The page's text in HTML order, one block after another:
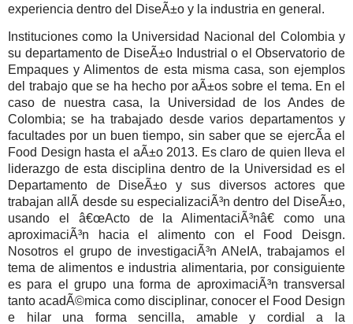
experiencia dentro del DiseÃ±o y la industria en general.
Instituciones como la Universidad Nacional del Colombia y
su departamento de DiseÃ±o Industrial o el Observatorio de
Empaques y Alimentos de esta misma casa, son ejemplos
del trabajo que se ha hecho por aÃ±os sobre el tema. En el
caso de nuestra casa, la Universidad de los Andes de
Colombia; se ha trabajado desde varios departamentos y
facultades por un buen tiempo, sin saber que se ejercÃ­a el
Food Design hasta el aÃ±o 2013. Es claro de quien lleva el
liderazgo de esta disciplina dentro de la Universidad es el
Departamento de DiseÃ±o y sus diversos actores que
trabajan allÃ­ desde su especializaciÃ³n dentro del DiseÃ±o,
usando el â€œActo de la AlimentaciÃ³nâ€ como una
aproximaciÃ³n hacia el alimento con el Food Deisgn.
Nosotros el grupo de investigaciÃ³n ANeIA, trabajamos el
tema de alimentos e industria alimentaria, por consiguiente
es para el grupo una forma de aproximaciÃ³n transversal
tanto acadÃ©mica como disciplinar, conocer el Food Design
e hilar una forma sencilla, amable y cordial a la